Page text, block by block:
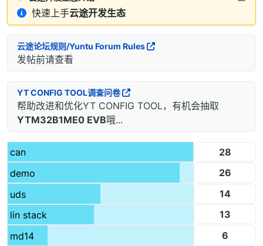
快速上手云途开发生态
云途论坛规则/Yuntu Forum Rules
发帖前请查看
YT CONFIG TOOL调查问卷
帮助改进和优化YT CONFIG TOOL，有机会抽取
YTM32B1ME0 EVB哦...
can
28
demo
26
uds
14
lin stack
13
md14
6